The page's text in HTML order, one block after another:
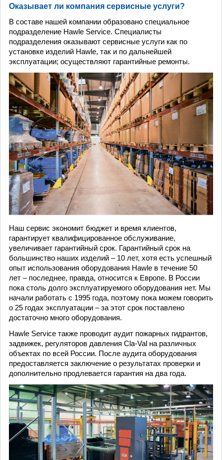
Оказывает ли компания сервисные услуги?
В составе нашей компании образовано специальное
подразделение Hawle Service. Специалисты
подразделения оказывают сервисные услуги как по
установке изделий Hawle, так и по дальнейшей
эксплуатации; осуществляют гарантийные ремонты.
Наш сервис экономит бюджет и время клиентов,
гарантирует квалифицированное обслуживание,
увеличивает гарантийный срок. Гарантийный срок на
большинство наших изделий – 10 лет, хотя есть успешный
опыт использования оборудования Hawle в течение 50
лет – последнее, правда, относится к Европе. В России
пока столь долго эксплуатируемого оборудования нет. Мы
начали работать с 1995 года, поэтому пока можем говорить
о 25 годах эксплуатации – за этот срок поставлено
достаточно много оборудования.
Hawle Service также проводит аудит пожарных гидрантов,
задвижек, регуляторов давления Cla-Val на различных
объектах по всей России. После аудита оборудования
предоставляется заключение о результатах проверки и
дополнительно продлевается гарантия на два года.